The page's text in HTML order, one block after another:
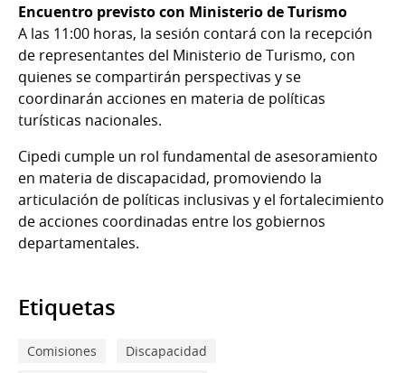
Encuentro previsto con Ministerio de Turismo
A las 11:00 horas, la sesión contará con la recepción
de representantes del Ministerio de Turismo, con
quienes se compartirán perspectivas y se
coordinarán acciones en materia de políticas
turísticas nacionales.
Cipedi cumple un rol fundamental de asesoramiento
en materia de discapacidad, promoviendo la
articulación de políticas inclusivas y el fortalecimiento
de acciones coordinadas entre los gobiernos
departamentales.
Etiquetas
Comisiones
Discapacidad